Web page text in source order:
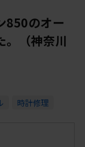
850のオー
。（神奈川
時計修理